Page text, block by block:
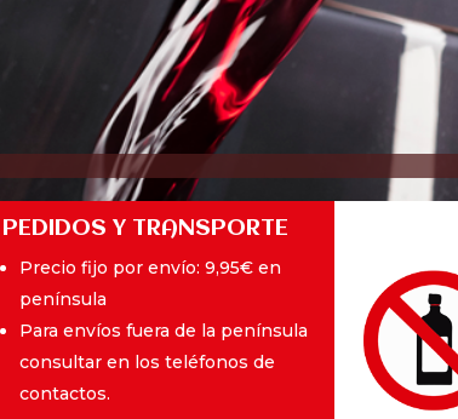
PEDIDOS Y TRANSPORTE
Precio fijo por envío: 9,95€ en
península
Para envíos fuera de la península
consultar en los teléfonos de
contactos.